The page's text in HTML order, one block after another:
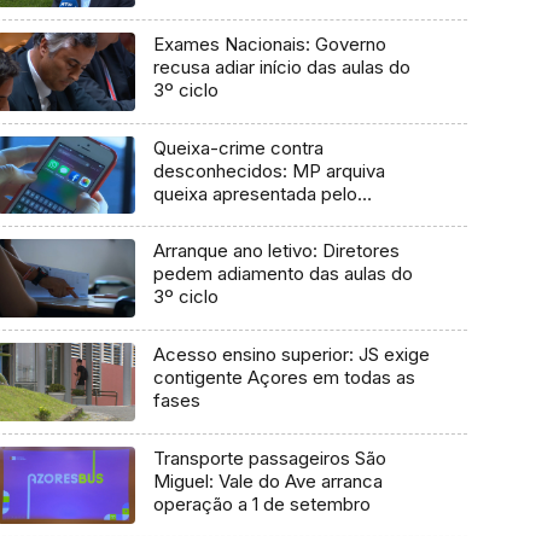
Exames Nacionais: Governo
recusa adiar início das aulas do
3º ciclo
Queixa-crime contra
desconhecidos: MP arquiva
queixa apresentada pelo
Arranque ano letivo: Diretores
pedem adiamento das aulas do
3º ciclo
Acesso ensino superior: JS exige
contigente Açores em todas as
fases
Transporte passageiros São
Miguel: Vale do Ave arranca
operação a 1 de setembro